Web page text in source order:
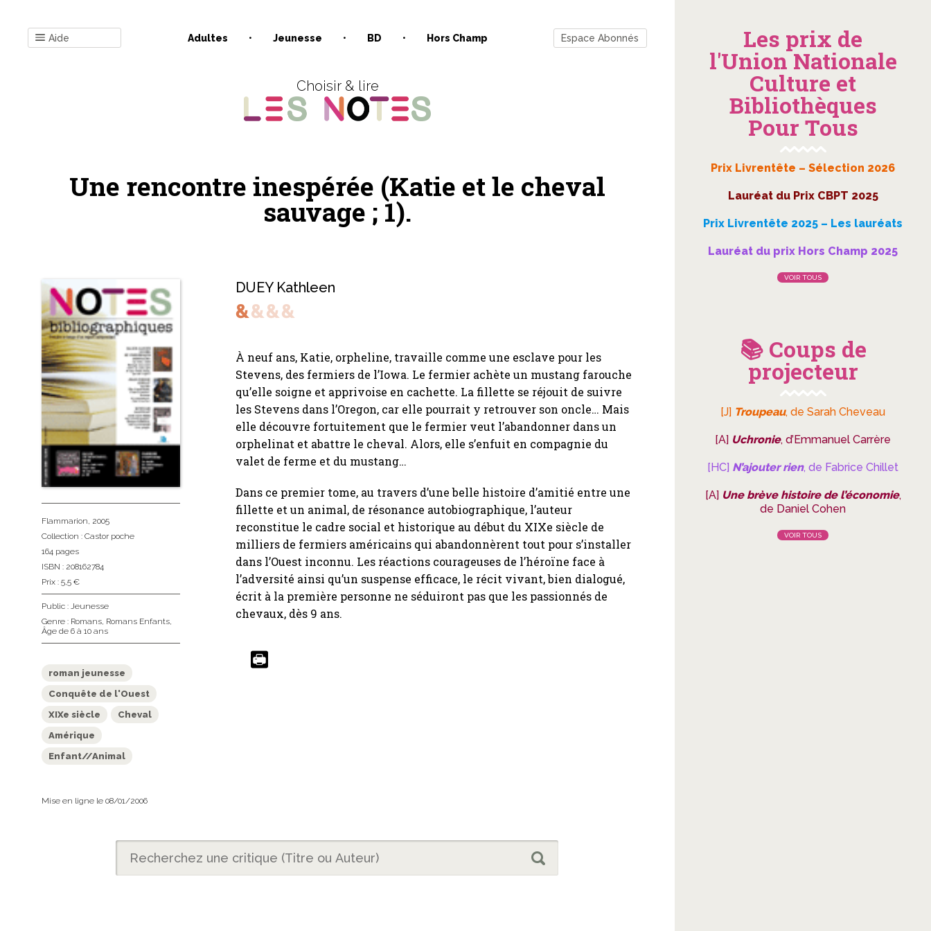
Aide Adultes Jeunesse BD Hors Champ Espace Abonnés
Choisir & lire
Une rencontre inespérée (Katie et le cheval
sauvage ; 1).
DUEY Kathleen
À neuf ans, Katie, orpheline, travaille comme une esclave pour les
Stevens, des fermiers de l’Iowa. Le fermier achète un mustang farouche
qu’elle soigne et apprivoise en cachette. La fillette se réjouit de suivre
les Stevens dans l’Oregon, car elle pourrait y retrouver son oncle… Mais
elle découvre fortuitement que le fermier veut l’abandonner dans un
orphelinat et abattre le cheval. Alors, elle s’enfuit en compagnie du
valet de ferme et du mustang…
Dans ce premier tome, au travers d’une belle histoire d’amitié entre une
fillette et un animal, de résonance autobiographique, l’auteur
reconstitue le cadre social et historique au début du XIXe siècle de
milliers de fermiers américains qui abandonnèrent tout pour s’installer
dans l’Ouest inconnu. Les réactions courageuses de l’héroïne face à
l’adversité ainsi qu’un suspense efficace, le récit vivant, bien dialogué,
écrit à la première personne ne séduiront pas que les passionnés de
chevaux, dès 9 ans.
Flammarion, 2005
Collection : Castor poche
164 pages
ISBN : 208162784
Prix : 5,5 €
Public : Jeunesse
Genre : Romans, Romans Enfants,
Âge de 6 à 10 ans
roman jeunesse
Conquête de l'Ouest
XIXe siècle
Cheval
Amérique
Enfant//Animal
Mise en ligne le 08/01/2006
Les prix de
l'Union Nationale
Culture et
Bibliothèques
Pour Tous
Prix Livrentête – Sélection 2026
Lauréat du Prix CBPT 2025
Prix Livrentête 2025 – Les lauréats
Lauréat du prix Hors Champ 2025
VOIR TOUS
📚 Coups de
projecteur
[J] Troupeau, de Sarah Cheveau
[A] Uchronie, d’Emmanuel Carrère
[HC] N’ajouter rien, de Fabrice Chillet
[A] Une brève histoire de l’économie,
de Daniel Cohen
VOIR TOUS